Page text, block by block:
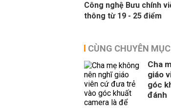
Công nghệ Bưu chính
thông từ 19 - 25 điểm
CÙNG CHUYÊN MỤC
Cha
giáo
góc
đánh